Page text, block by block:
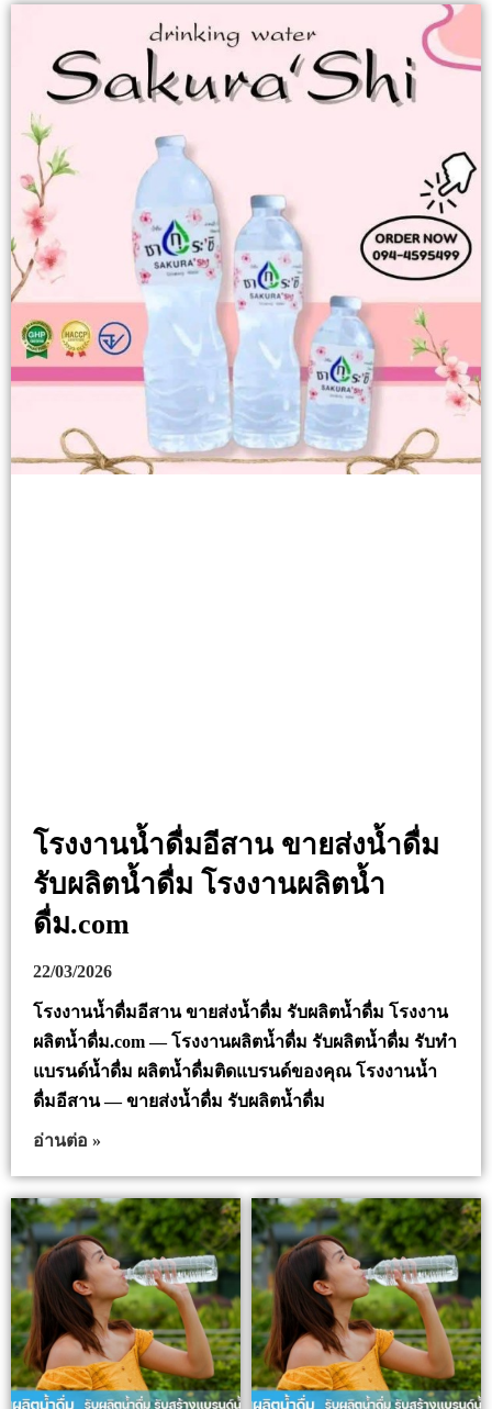
โรงงานน้ำดื่มอีสาน ขายส่งน้ำดื่ม
รับผลิตน้ำดื่ม โรงงานผลิตน้ำ
ดื่ม.com
22/03/2026
โรงงานน้ำดื่มอีสาน ขายส่งน้ำดื่ม รับผลิตน้ำดื่ม โรงงาน
ผลิตน้ำดื่ม.com — โรงงานผลิตน้ำดื่ม รับผลิตน้ำดื่ม รับทำ
แบรนด์น้ำดื่ม ผลิตน้ำดื่มติดแบรนด์ของคุณ โรงงานน้ำ
ดื่มอีสาน — ขายส่งน้ำดื่ม รับผลิตน้ำดื่ม
อ่านต่อ »